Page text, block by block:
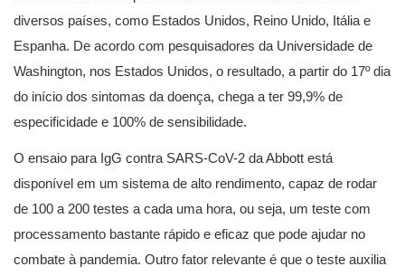
diversos países, como Estados Unidos, Reino Unido, Itália e
Espanha. De acordo com pesquisadores da Universidade de
Washington, nos Estados Unidos, o resultado, a partir do 17º dia
do início dos sintomas da doença, chega a ter 99,9% de
especificidade e 100% de sensibilidade.
O ensaio para IgG contra SARS-CoV-2 da Abbott está
disponível em um sistema de alto rendimento, capaz de rodar
de 100 a 200 testes a cada uma hora, ou seja, um teste com
processamento bastante rápido e eficaz que pode ajudar no
combate à pandemia. Outro fator relevante é que o teste auxilia